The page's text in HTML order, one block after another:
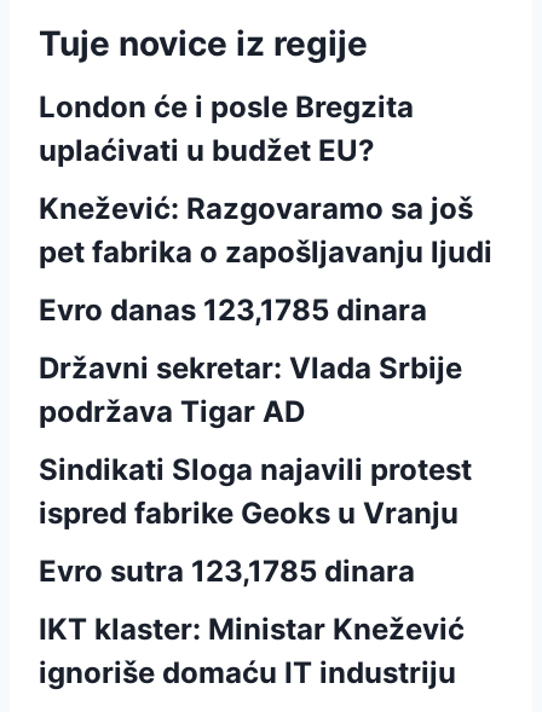
Tuje novice iz regije
London će i posle Bregzita
uplaćivati u budžet EU?
Knežević: Razgovaramo sa još
pet fabrika o zapošljavanju ljudi
Evro danas 123,1785 dinara
Državni sekretar: Vlada Srbije
podržava Tigar AD
Sindikati Sloga najavili protest
ispred fabrike Geoks u Vranju
Evro sutra 123,1785 dinara
IKT klaster: Ministar Knežević
ignoriše domaću IT industriju